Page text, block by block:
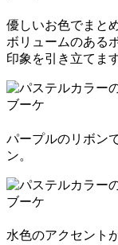
優しいお色でまと
ボリュームのある
印象を引き立てます
パープルのリボン
ン。
水色のアクセント